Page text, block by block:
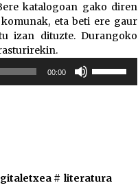
katalogoan gako diren
eta beti ere gaur
izan dituzte. Durangoko
00:00
# literatura